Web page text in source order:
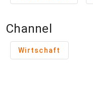
Channel
Wirtschaft